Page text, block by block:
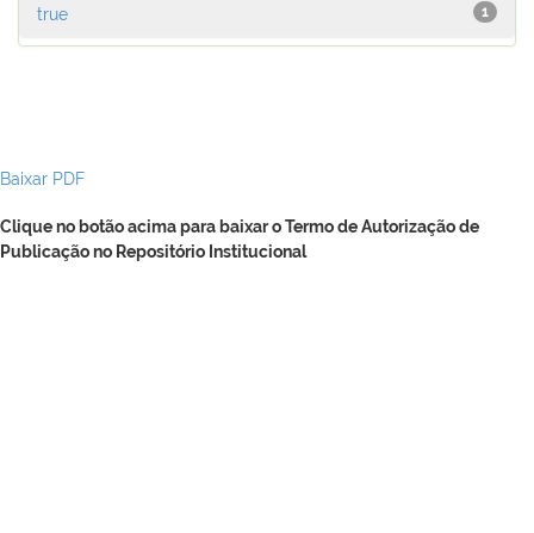
1
true
Baixar PDF
Clique no botão acima para baixar o Termo de Autorização de
Publicação no Repositório Institucional